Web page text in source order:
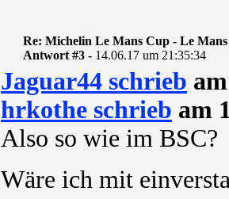
Re: Michelin Le Mans Cup - Le Mans
Antwort #3 - 14.06.17 um 21:35:34
Jaguar44 schrieb
hrkothe schrieb am
Also so wie im BSC?
Wäre ich mit